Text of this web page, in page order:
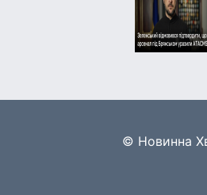
© Новинна